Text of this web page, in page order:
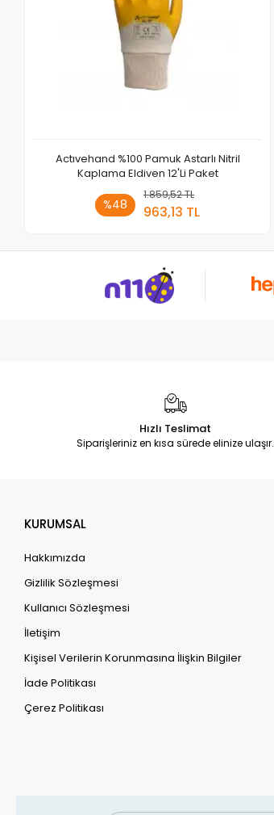
Actıvehand %100 Pamuk Astarlı Nitril
Kaplama Eldiven 12'Li Paket
%48
1.859,52 TL
963,13 TL
Sepete Ekle
Hızlı Teslimat
Siparişleriniz en kısa sürede elinize ulaşır.
KURUMSAL
Hakkımızda
Gizlilik Sözleşmesi
Kullanıcı Sözleşmesi
İletişim
Kişisel Verilerin Korunmasına İlişkin Bilgiler
İade Politikası
Çerez Politikası